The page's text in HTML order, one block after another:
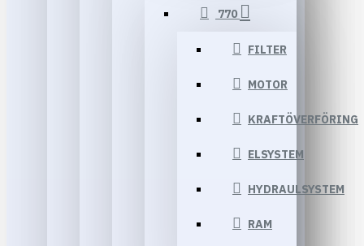
770
FILTER
MOTOR
KRAFTÖVERFÖRING
ELSYSTEM
HYDRAULSYSTEM
RAM